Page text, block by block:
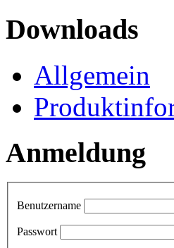
Downloads
Allgemein
Anmeldung
Benutzername
Passwort